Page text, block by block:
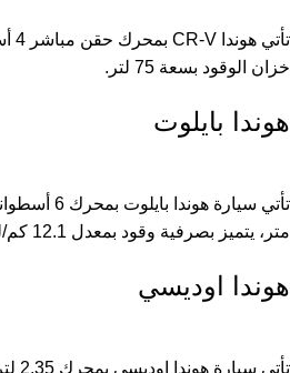
خزان الوقود بسعة 75 لتر.
هوندا بايلوت
متر، يتميز بصرفية وقود بمعدل 12.1 كم/لتر مع الدفع الأمامي و 11.4 كلم/لتر مع الدفع الكلي، وكلاهما يأتي مع خزان الوقود بسعة 73.8 لتر.
هوندا اوديسي